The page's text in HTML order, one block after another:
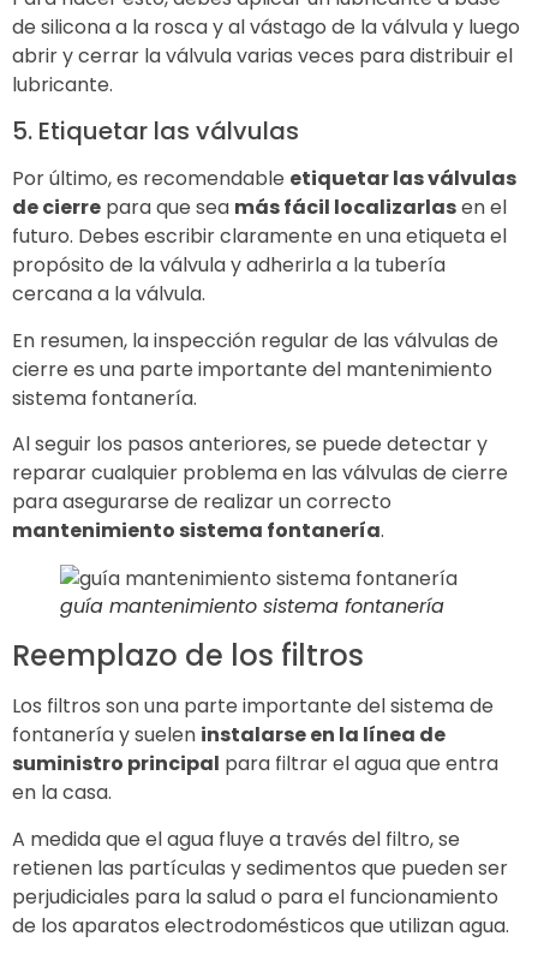
de silicona a la rosca y al vástago de la válvula y luego
abrir y cerrar la válvula varias veces para distribuir el
lubricante.
5. Etiquetar las válvulas
Por último, es recomendable etiquetar las válvulas
de cierre para que sea más fácil localizarlasen el
futuro. Debes escribir claramente en una etiqueta el
propósito de la válvula y adherirla a la tubería
cercana a la válvula.
En resumen, la inspección regular de las válvulas de
cierre es una parte importante del mantenimiento
sistema fontanería.
Al seguir los pasos anteriores, se puede detectar y
reparar cualquier problema en las válvulas de cierre
para asegurarse de realizar un correcto
mantenimiento sistema fontanería.
guía mantenimiento sistema fontanería
Reemplazo de los filtros
Los filtros son una parte importante del sistema de
fontanería y suelen instalarse en la línea de
suministro principal para filtrar el agua que entra
en la casa.
A medida que el agua fluye a través del filtro, se
retienen las partículas y sedimentos que pueden ser
perjudiciales para la salud o para el funcionamiento
de los aparatos electrodomésticos que utilizan agua.